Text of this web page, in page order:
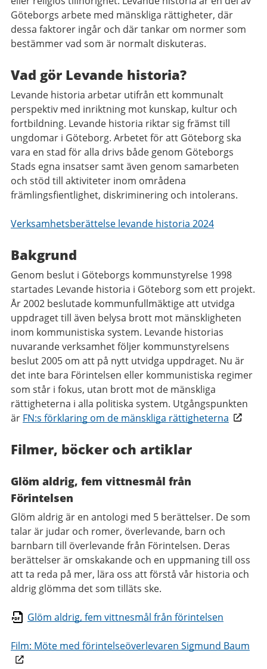
Göteborgs arbete med mänskliga rättigheter, där
dessa faktorer ingår och där tankar om normer som
bestämmer vad som är normalt diskuteras.
Vad gör Levande historia?
Levande historia arbetar utifrån ett kommunalt
perspektiv med inriktning mot kunskap, kultur och
fortbildning. Levande historia riktar sig främst till
ungdomar i Göteborg. Arbetet för att Göteborg ska
vara en stad för alla drivs både genom Göteborgs
Stads egna insatser samt även genom samarbeten
och stöd till aktiviteter inom områdena
främlingsfientlighet, diskriminering och intolerans.
Verksamhetsberättelse levande historia 2024
Bakgrund
Genom beslut i Göteborgs kommunstyrelse 1998
startades Levande historia i Göteborg som ett projekt.
År 2002 beslutade kommunfullmäktige att utvidga
uppdraget till även belysa brott mot mänskligheten
inom kommunistiska system. Levande historias
nuvarande verksamhet följer kommunstyrelsens
beslut 2005 om att på nytt utvidga uppdraget. Nu är
det inte bara Förintelsen eller kommunistiska regimer
som står i fokus, utan brott mot de mänskliga
rättigheterna i alla politiska system. Utgångspunkten
är FN:s förklaring om de mänskliga rättigheterna
Filmer, böcker och artiklar
Glöm aldrig, fem vittnesmål från
Förintelsen
Glöm aldrig är en antologi med 5 berättelser. De som
talar är judar och romer, överlevande, barn och
barnbarn till överlevande från Förintelsen. Deras
berättelser är omskakande och en uppmaning till oss
att ta reda på mer, lära oss att förstå vår historia och
aldrig glömma det som tilläts ske.
Glöm aldrig, fem vittnesmål från förintelsen
Film: Möte med förintelseöverlevaren Sigmund Baum